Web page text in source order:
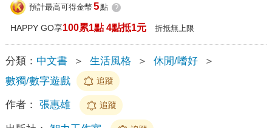
預計最高可得金幣 5點 ?
HAPPY GO享100累1點 4點抵1元 折抵無上限
分類： 中文書 ＞ 生活風格 ＞ 休閒/嗜好
＞
數獨/數字遊戲
追蹤
作者： 張惠雄 追蹤